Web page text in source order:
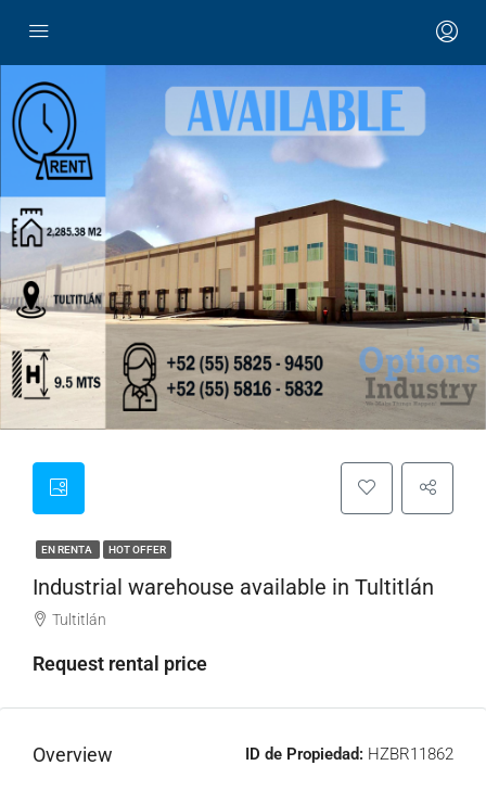
EN RENTA HOT OFFER
Industrial warehouse available in Tultitlán
Tultitlán
Request rental price
Overview ID de Propiedad: HZBR11862